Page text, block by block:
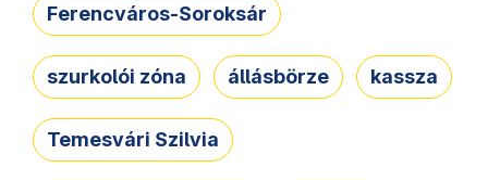
Ferencváros-Soroksár
szurkolói zóna állásbörze kassza
Temesvári Szilvia